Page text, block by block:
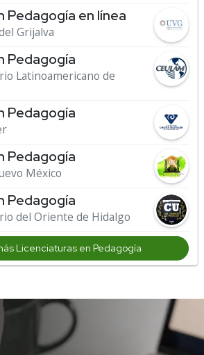
Pedagogía en línea
Grijalva
Pedagogía
Latinoamericano de
Pedagogía
Pedagogía
México
Pedagogía
del Oriente de Hidalgo
Licenciaturas en Pedagogía